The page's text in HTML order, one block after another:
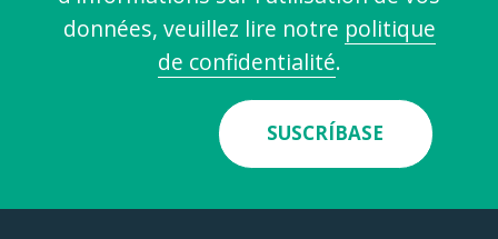
données, veuillez lire notre politique
de confidentialité.
SUSCRÍBASE